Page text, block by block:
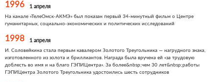
1996 1 апреля
На канале «ТелеОмск-АКМЭ» был показан первый 34-минутный фильм о Центре
гуманитарных, социально-экономических и политических исследований
1998 1 апреля
И. Соловейкина стала первым кавалером Золотого Треугольника — нагрудного знака,
изготовленного из золота и бриллиантов. Награда была вручена ей «за трудовую
доблесть во имя и на благо ГЭПИЦентра». За более&nbsp;чем 30 лет&nbsp;работы
ГЭПИЦентра Золотого Треугольника удостоились шесть сотрудников